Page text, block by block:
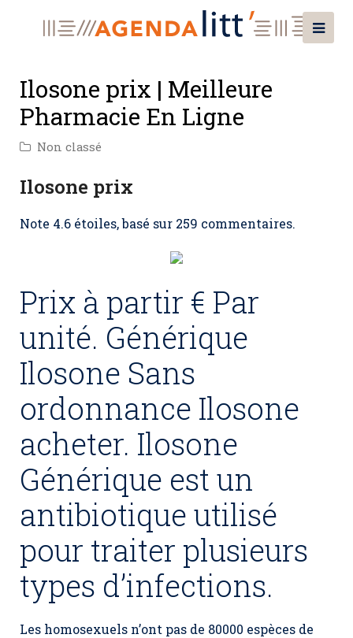
Ilosone prix | Meilleure
Pharmacie En Ligne
Non classé
Ilosone prix
Note 4.6 étoiles, basé sur 259 commentaires.
Prix à partir € Par
unité. Générique
Ilosone Sans
ordonnance Ilosone
acheter. Ilosone
Générique est un
antibiotique utilisé
pour traiter plusieurs
types d’infections.
Les homosexuels n’ont pas de 80000 espèces de